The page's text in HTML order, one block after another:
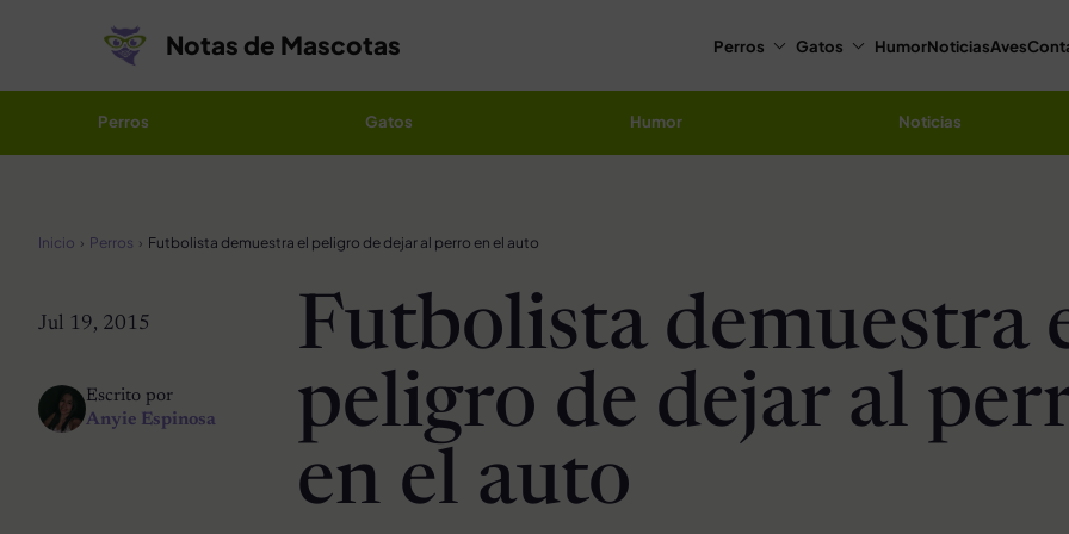
Notas de Mascotas Perros Gatos HumorNoticiasAves
Perros Gatos Humor Noticias
Inicio Perros Futbolista demuestra el peligro de dejar al perro en el auto
Jul 19, 2015
Escrito por
Anyie Espinosa
Futbolista demuestra
peligro de dejar al
en el auto